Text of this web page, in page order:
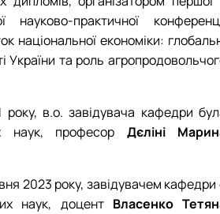
науково-практичної
національної економіки:
України та роль
в.о. завідувача кафедри
наук, професор Дєліні
2023 року, завідувачем кафедри
наук, доцент Власенко